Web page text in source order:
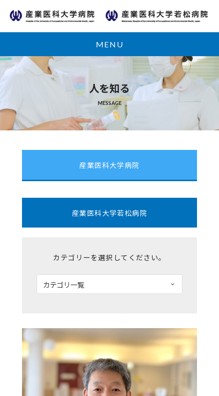
MENU
人を知る
MESSAGE
産業医科大学病院
産業医科大学若松病院
カテゴリーを選択してください。